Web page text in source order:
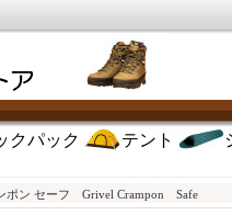
クパック テント
ポン セーフ Grivel Crampon Safe